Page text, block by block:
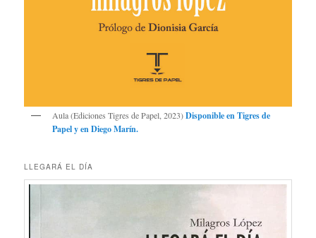
Aula (Ediciones Tigres de Papel, 2023)Disponible enTigres de
Papely enDiego Marín.
LLEGARÁ EL DÍA